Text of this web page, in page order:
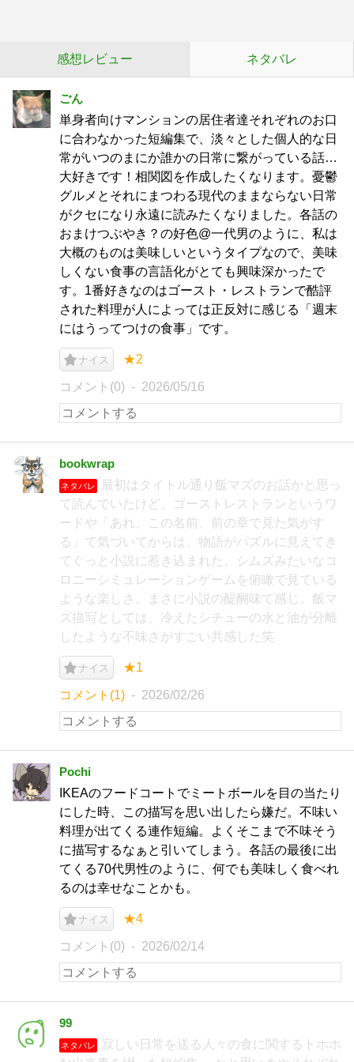
感想レビュー ネタバレ
ごん
単身者向けマンションの居住者達それぞれのお口
に合わなかった短編集で、淡々とした個人的な日
常がいつのまにか誰かの日常に繋がっている話…
大好きです！相関図を作成したくなります。憂鬱
グルメとそれにまつわる現代のままならない日常
がクセになり永遠に読みたくなりました。各話の
おまけつぶやき？の好色@一代男のように、私は
大概のものは美味しいというタイプなので、美味
しくない食事の言語化がとても興味深かったで
す。1番好きなのはゴースト・レストランで酷評
された料理が人によっては正反対に感じる「週末
にはうってつけの食事」です。
ナイス ★2
コメント(0) 2026/05/16
bookwrap
ネタバレ
最初はタイトル通り飯マズのお話かと思っ
て読んでいたけど、ゴーストレストランというワ
ードや「あれ、この名前、前の章で見た気がす
る」て気づいてからは、物語がパズルに見えてき
てぐっと小説に惹き込まれた。シムズみたいなコ
ロニーシミュレーションゲームを俯瞰で見ている
ような楽しさ。まさに小説の醍醐味て感じ。飯マ
ズ描写としては、冷えたシチューの水と油が分離
したような不味さがすごい共感した笑
ナイス ★1
コメント(1) 2026/02/26
Pochi
IKEAのフードコートでミートボールを目の当たり
にした時、この描写を思い出したら嫌だ。不味い
料理が出てくる連作短編。よくそこまで不味そう
に描写するなぁと引いてしまう。各話の最後に出
てくる70代男性のように、何でも美味しく食べれ
るのは幸せなことかも。
ナイス ★4
コメント(0) 2026/02/14
99
ネタバレ
寂しい日常を送る人々の食に関するトホホ